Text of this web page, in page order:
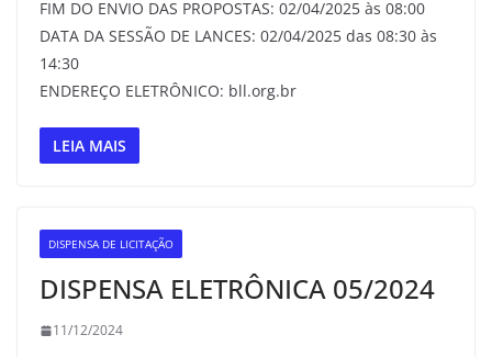
FIM DO ENVIO DAS PROPOSTAS: 02/04/2025 às 08:00
DATA DA SESSÃO DE LANCES: 02/04/2025 das 08:30 às
14:30
ENDEREÇO ELETRÔNICO: bll.org.br
LEIA MAIS
DISPENSA DE LICITAÇÃO
DISPENSA ELETRÔNICA 05/2024
11/12/2024